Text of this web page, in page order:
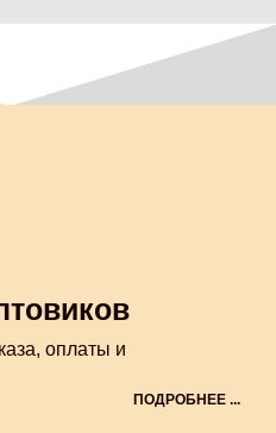
оплаты и
ПОДРОБНЕЕ ...